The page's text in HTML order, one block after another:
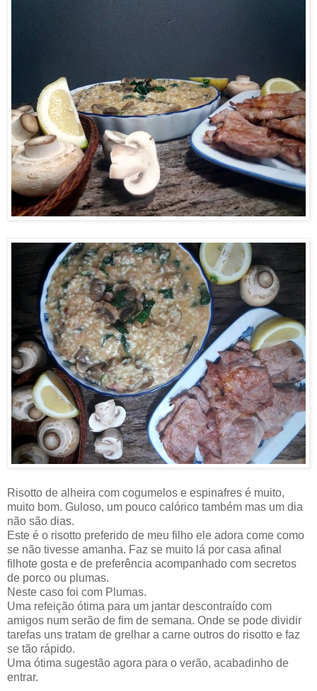
Risotto de alheira com cogumelos e espinafres é muito,
muito bom. Guloso, um pouco calórico também mas um dia
não são dias.
Este é o risotto preferido de meu filho ele adora come como
se não tivesse amanha. Faz se muito lá por casa afinal
filhote gosta e de preferência acompanhado com secretos
de porco ou plumas.
Neste caso foi com Plumas.
Uma refeição ótima para um jantar descontraído com
amigos num serão de fim de semana. Onde se pode dividir
tarefas uns tratam de grelhar a carne outros do risotto e faz
se tão rápido.
Uma ótima sugestão agora para o verão, acabadinho de
entrar.